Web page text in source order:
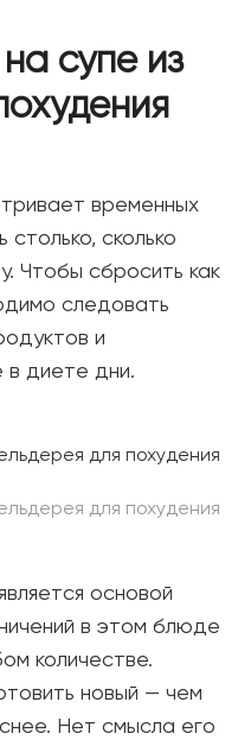
супе из
временных
сколько
Чтобы сбросить как
следовать
и
в диете дни.
для похудения
основой
в этом блюде
количестве.
новый — чем
Нет смысла его